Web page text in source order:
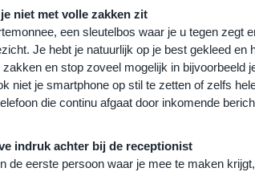
niet met volle zakken zit
een sleutelbos waar je u tegen zegt
Je hebt je natuurlijk op je best gekleed
en stop zoveel mogelijk in bijvoorbeeld
niet je smartphone op stil te zetten of zelfs
die continu afgaat door inkomende
indruk achter bij de receptionist
de eerste persoon waar je mee te maken